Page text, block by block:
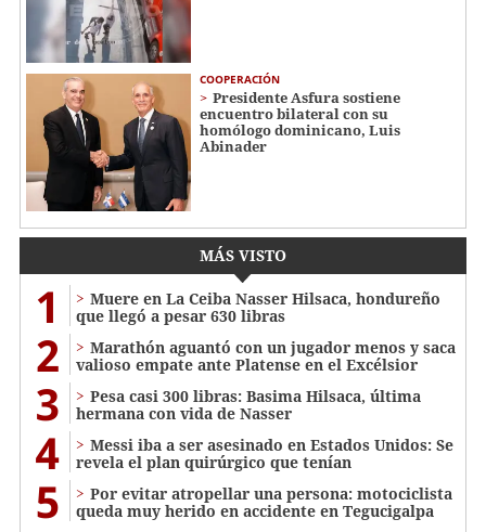
COOPERACIÓN
Presidente Asfura sostiene
encuentro bilateral con su
homólogo dominicano, Luis
Abinader
MÁS VISTO
1
Muere en La Ceiba Nasser Hilsaca, hondureño
que llegó a pesar 630 libras
2
Marathón aguantó con un jugador menos y saca
valioso empate ante Platense en el Excélsior
3
Pesa casi 300 libras: Basima Hilsaca, última
hermana con vida de Nasser
4
Messi iba a ser asesinado en Estados Unidos: Se
revela el plan quirúrgico que tenían
5
Por evitar atropellar una persona: motociclista
queda muy herido en accidente en Tegucigalpa